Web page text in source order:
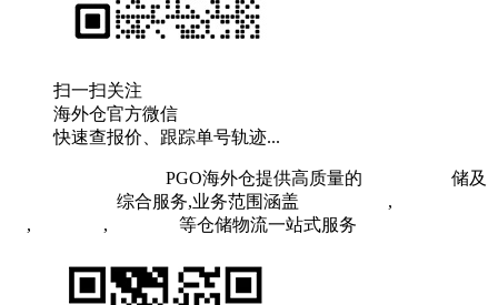
扫一扫关注
海外仓官方微信
快速查报价、跟踪单号轨迹...
PGO海外仓提供高质量的
储及
综合服务,业务范围涵盖 ,
, , 等仓储物流一站式服务